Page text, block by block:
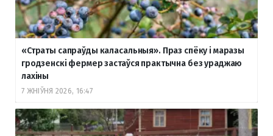
«Страты сапраўды каласальныя». Праз спёку і маразы
гродзенскі фермер застаўся практычна без ураджаю
лахіны
7 ЖНІЎНЯ 2026, 16:47